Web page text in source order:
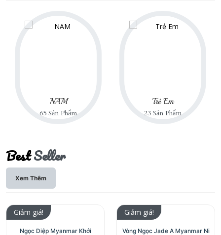
NAM
65 Sản Phẩm
Trẻ Em
23 Sản Phẩm
BestSeller
Xem Thêm
Giảm giá!
Ngọc Diệp Myanmar Khởi
Giảm giá!
Vòng Ngọc Jade A Myanmar Ni